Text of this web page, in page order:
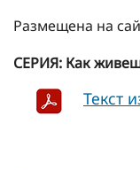
Размещена на
СЕРИЯ: Как
Текст